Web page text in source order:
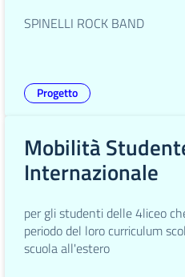
SPINELLI ROCK BAND
Progetto
Mobilità
Internazionale
per gli studenti delle 4liceo
periodo del loro curriculum
scuola all'estero